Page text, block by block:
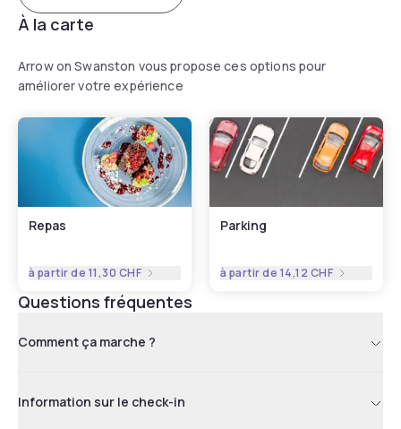
À la carte
Arrow on Swanston vous propose ces options pour
améliorer votre expérience
Repas
à partir de 11,30 CHF
Parking
à partir de 14,12 CHF
Questions fréquentes
Comment ça marche ?
Information sur le check-in